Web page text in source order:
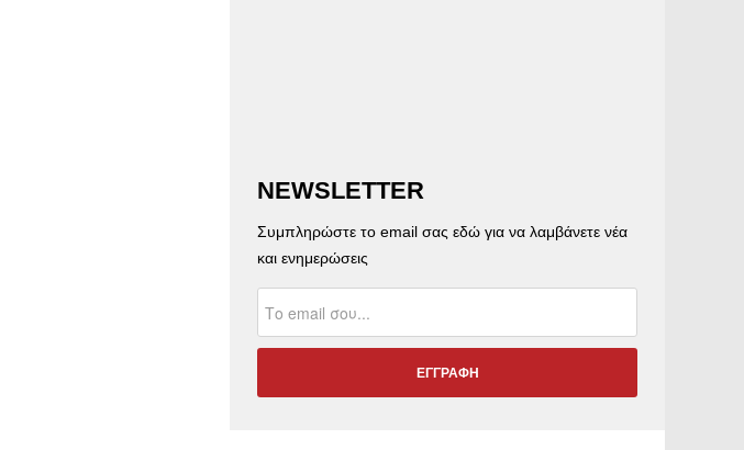
NEWSLETTER
Συμπληρώστε το email σας εδώ για να λαμβάνετε νέα
και ενημερώσεις